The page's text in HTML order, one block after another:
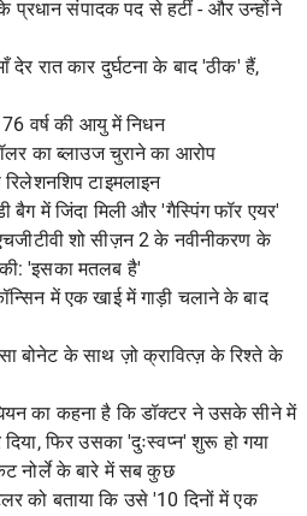
के प्रधान संपादक पद से हटीं - और उन्होंने
रात कार दुर्घटना के बाद 'ठीक' हैं,
76 वर्ष की आयु में निधन
का ब्लाउज चुराने का आरोप
टाइमलाइन
बैग में जिंदा मिली और 'गैस्पिंग फॉर एयर'
शो सीज़न 2 के नवीनीकरण के
'इसका मतलब है'
में एक खाई में गाड़ी चलाने के बाद
बोनेट के साथ ज़ो क्रावित्ज़ के रिश्ते के
का कहना है कि डॉक्टर ने उसके सीने में
फिर उसका 'दुःस्वप्न' शुरू हो गया
नोर्ले के बारे में सब कुछ
को बताया कि उसे '10 दिनों में एक